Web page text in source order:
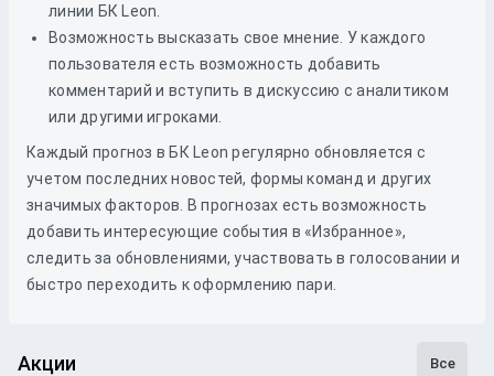
линии БК Leon.
Возможность высказать свое мнение. У каждого
пользователя есть возможность добавить
комментарий и вступить в дискуссию с аналитиком
или другими игроками.
Каждый прогноз в БК Leon регулярно обновляется с
учетом последних новостей, формы команд и других
значимых факторов. В прогнозах есть возможность
добавить интересующие события в «Избранное»,
следить за обновлениями, участвовать в голосовании и
быстро переходить к оформлению пари.
Акции Все